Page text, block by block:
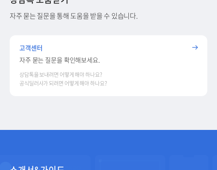
자주 묻는 질문을 통해 도움을 받을 수 있습니다.
고객센터
자주 묻는 질문을 확인해보세요.
상담톡을 보내려면 어떻게 해야 하나요?
공식딜러사가 되려면 어떻게 해야 하나요?